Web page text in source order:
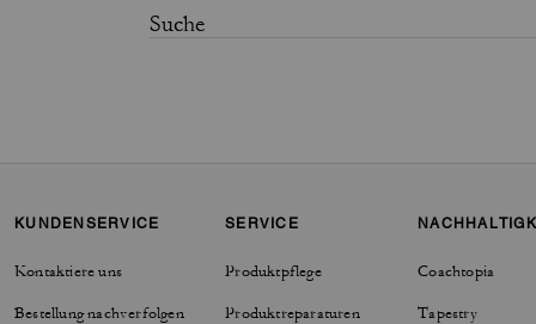
KUNDENSERVICE
Kontaktiere uns
Bestellung nachverfolgen
SERVICE
Produktpflege
Produktreparaturen
Coachtopia
Tapestry